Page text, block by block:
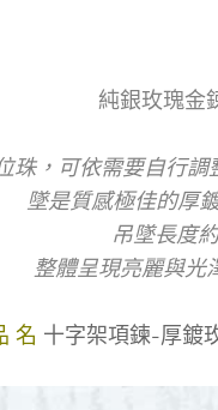
純銀玫瑰金
珠，可依需要自行
墜是質感極佳的厚
吊墜長度
整體呈現亮麗與光
名 十字架項鍊-厚鍍